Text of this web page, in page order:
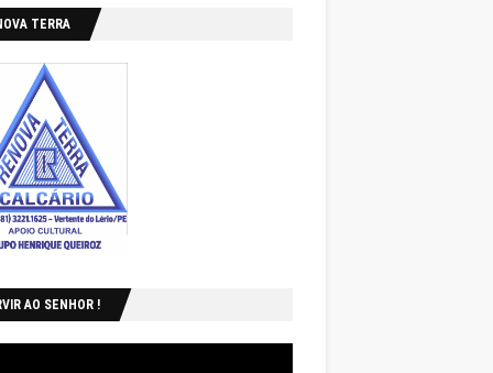
TERRA
AO SENHOR !